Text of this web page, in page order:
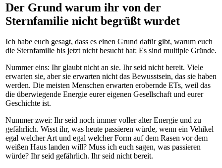
Der Grund warum ihr von der
Sternfamilie nicht begrüßt wurdet
Ich habe euch gesagt, dass es einen Grund dafür gibt, warum euch
die Sternfamilie bis jetzt nicht besucht hat: Es sind multiple Gründe.
Nummer eins: Ihr glaubt nicht an sie. Ihr seid nicht bereit. Viele
erwarten sie, aber sie erwarten nicht das Bewusstsein, das sie haben
werden. Die meisten Menschen erwarten erobernde ETs, weil das
die überwiegende Energie eurer eigenen Gesellschaft und eurer
Geschichte ist.
Nummer zwei: Ihr seid noch immer voller alter Energie und zu
gefährlich. Wisst ihr, was heute passieren würde, wenn ein Vehikel
egal welcher Art und egal welcher Form auf dem Rasen vor dem
weißen Haus landen will? Muss ich euch sagen, was passieren
würde? Ihr seid gefährlich. Ihr seid nicht bereit.